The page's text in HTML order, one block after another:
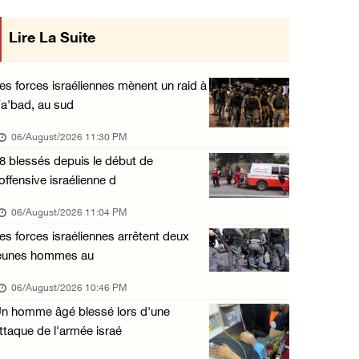
Croissant-Rouge : 16 blessés suite à l'agres ...
06/August/2026 01:42 PM
Les forces d'occupation rasent 4 dunams à Ba ...
06/August/2026 12:57 PM
La présidence condamne et met en garde l'occ ...
06/August/2026 12:16 PM
Les forces d'occupation démolissent une mais ...
06/August/2026 12:08 PM
Des colons clôturent des terres dans le nord ...
06/August/2026 11:05 AM
L'occupation poursuit son agression contre l ...
décisions du Conseil
les relations avec
Lire La Suite
forces israéliennes mènent un raid à
au sud
06/August/2026 11:30 PM
blessés depuis le début de
israélienne d
06/August/2026 11:04 PM
forces israéliennes arrêtent deux
hommes au
06/August/2026 10:46 PM
homme âgé blessé lors d'une
de l'armée israé